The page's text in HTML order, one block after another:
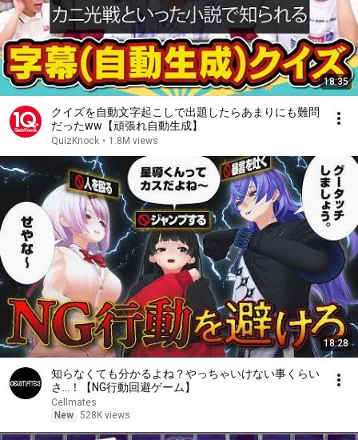
18:35
クイズを自動文字起こしで出題したらあまりにも難問
だったww【頑張れ自動生成】
QuizKnock • 1.8M views
18:28
知らなくても分かるよね？やっちゃいけない事くらい
さ…！【NG行動回避ゲーム】
Cellmates
New 528K views